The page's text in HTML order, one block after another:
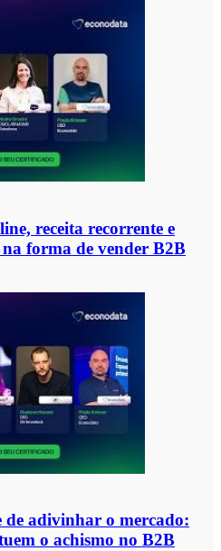
receita recorrente e
forma de vender B2B
de adivinhar o mercado:
o achismo no B2B